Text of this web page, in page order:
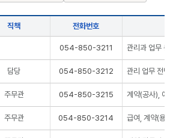
직책 전화번호
054-850-3211 관리과 업무
담당 054-850-3212 관리 업무 전
주무관 054-850-3215 계약(공사), 예
주무관 054-850-3214 급여, 계약(용